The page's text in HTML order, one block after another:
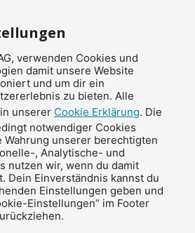
— Alle Rechte vorbehalten
Impressum
verwenden Cookies und
damit unsere Website
und um dir ein
zu bieten. Alle
unserer Cookie Erklärung. Die
notwendiger Cookies
Wahrung unserer berechtigten
, Analytische- und
nutzen wir, wenn du damit
Dein Einverständnis kannst du
Einstellungen geben und
Einstellungen” im Footer